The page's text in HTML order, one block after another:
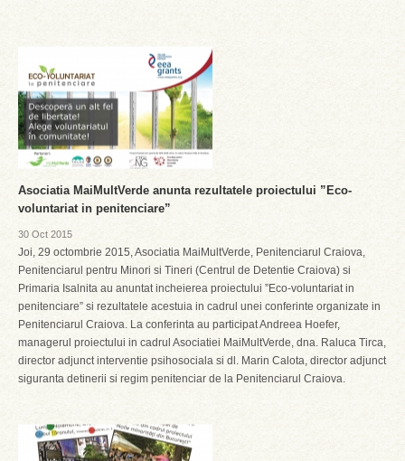
Asociatia MaiMultVerde anunta rezultatele proiectului ”Eco-
voluntariat in penitenciare”
30 Oct 2015
Joi, 29 octombrie 2015, Asociatia MaiMultVerde, Penitenciarul Craiova,
Penitenciarul pentru Minori si Tineri (Centrul de Detentie Craiova) si
Primaria Isalnita au anuntat incheierea proiectului ”Eco-voluntariat in
penitenciare” si rezultatele acestuia in cadrul unei conferinte organizate in
Penitenciarul Craiova. La conferinta au participat Andreea Hoefer,
managerul proiectului in cadrul Asociatiei MaiMultVerde, dna. Raluca Tirca,
director adjunct interventie psihosociala si dl. Marin Calota, director adjunct
siguranta detinerii si regim penitenciar de la Penitenciarul Craiova.